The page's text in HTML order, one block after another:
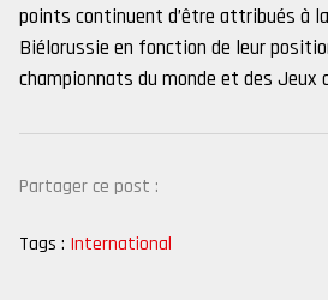
points continuent d’être attribués à
Biélorussie en fonction de leur
championnats du monde et des Jeux
Partager ce post :
Tags : International